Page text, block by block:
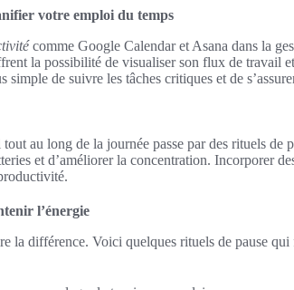
votre emploi du temps
comme Google Calendar et Asana dans la
la possibilité de visualiser son flux de travail
de suivre les tâches critiques et de
au long de la journée passe par des rituels de
et d’améliorer la concentration. Incorporer
l’énergie
la différence. Voici quelques rituels de pause